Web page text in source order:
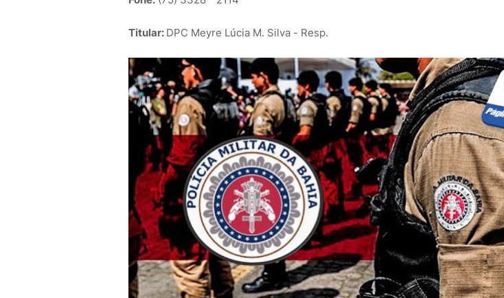
Titular: DPC Meyre Lúcia M. Silva - Resp.